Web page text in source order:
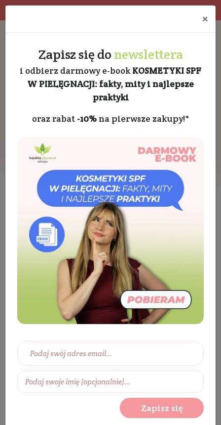
Kosmetyki Ciało
do kąpieli
Kosmiczna kula do kąpieli dla dzieci -
×
Zapisz się do newslettera
i odbierz darmowy e-book KOSMETYKI SPF
W PIELĘGNACJI: fakty, mity i najlepsze
praktyki
oraz rabat -10%na pierwsze zakupy!*
Zapisz się